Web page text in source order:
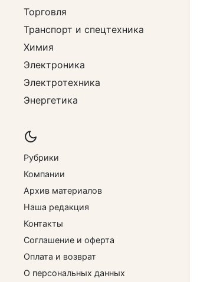
Торговля
Транспорт и спецтехника
Химия
Электроника
Электротехника
Энергетика
Рубрики
Компании
Архив материалов
Наша редакция
Контакты
Соглашение и оферта
Оплата и возврат
О персональных данных